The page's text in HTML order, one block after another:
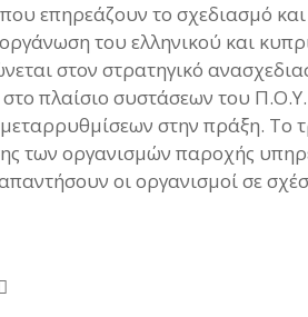
επηρεάζουν το σχεδιασμό
του ελληνικού και
στον στρατηγικό
πλαίσιο συστάσεων του
στην πράξη. Το
των οργανισμών παροχής
οι οργανισμοί σε